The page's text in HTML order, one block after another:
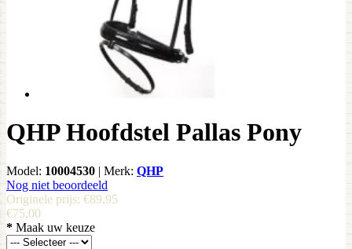
QHP Hoofdstel Pallas Pony
Model: 10004530 | Merk: QHP
Nog niet beoordeeld
Originele prijs: €89,95
€75,00
* Maak uw keuze